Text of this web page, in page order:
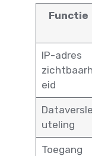
Functie
IP-adres
zichtbaarh
eid
Dataversle
uteling
Toegang